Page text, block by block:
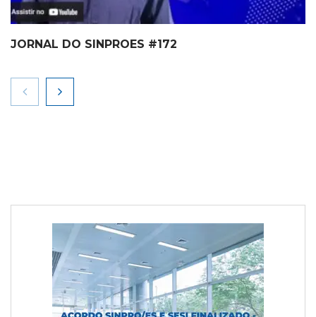
JORNAL DO SINPROES #172